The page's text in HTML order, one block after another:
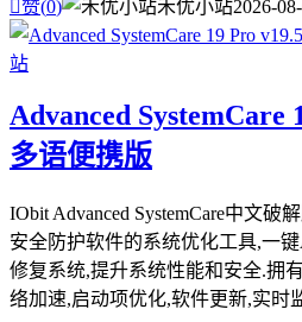
赞(0) 禾优小站2026-
Advanced SystemCare
多语便携版
IObit Advanced SystemCare中文破
安全防护软件的系统优化工具,一
修复系统,提升系统性能和安全.拥
络加速,启动项优化,软件更新,实时